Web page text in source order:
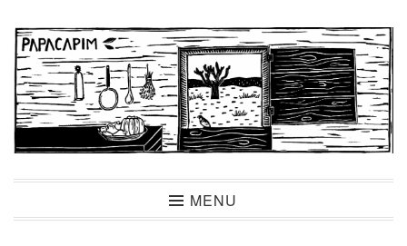
para
conteúdo
PapacapimMENU